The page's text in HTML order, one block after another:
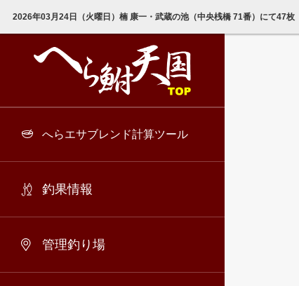
2026年03月24日（火曜日）楠 康一・武蔵の池（中央桟橋 71番）にて47
へらエサブレンド計算ツール
釣果情報
管理釣り場